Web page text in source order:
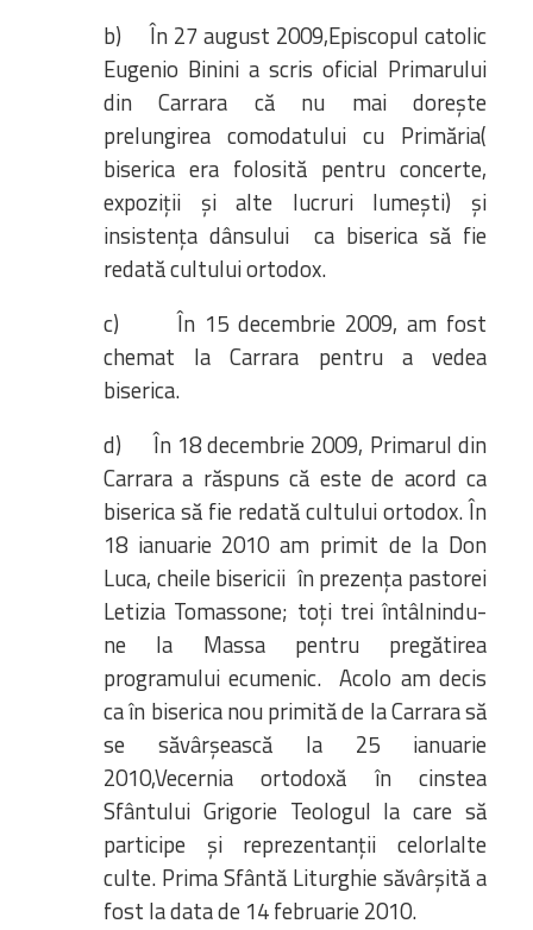
b) În 27 august 2009,Episcopul catolic
Eugenio Binini a scris oficial Primarului
din Carrara că nu mai dorește
prelungirea comodatului cu Primăria(
biserica era folosită pentru concerte,
expoziții și alte lucruri lumești) și
insistența dânsului ca biserica să fie
redată cultului ortodox.
c) În 15 decembrie 2009, am fost
chemat la Carrara pentru a vedea
biserica.
d) În 18 decembrie 2009, Primarul din
Carrara a răspuns că este de acord ca
biserica să fie redată cultului ortodox. În
18 ianuarie 2010 am primit de la Don
Luca, cheile bisericii în prezența pastorei
Letizia Tomassone; toți trei întâlnindu-
ne la Massa pentru pregătirea
programului ecumenic. Acolo am decis
ca în biserica nou primită de la Carrara să
se săvârșească la 25 ianuarie
2010,Vecernia ortodoxă în cinstea
Sfântului Grigorie Teologul la care să
participe și reprezentanții celorlalte
culte. Prima Sfântă Liturghie săvârșită a
fost la data de 14 februarie 2010.